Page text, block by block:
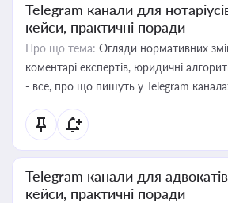
Telegram канали для
кейси, практичні поради
Про що тема: Огляди нормативних
коментарі експертів, юридичні
- все, про що пишуть у Telegram
Telegram канали для
кейси, практичні поради